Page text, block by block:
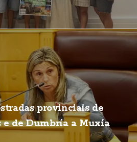
provinciais de
e de Dumbría a Muxía